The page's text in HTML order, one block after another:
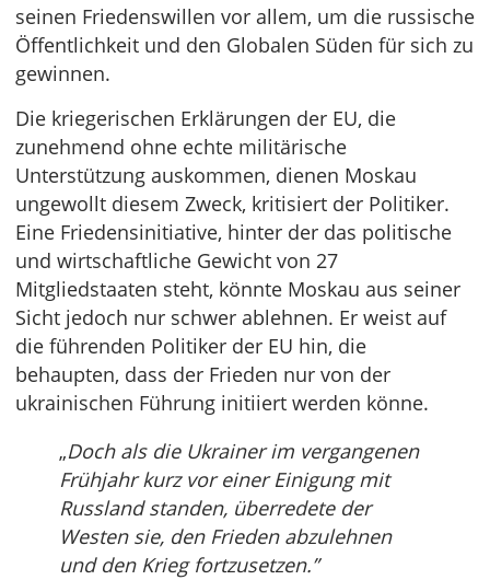
seinen Friedenswillen vor allem, um die russische
Öffentlichkeit und den Globalen Süden für sich zu
gewinnen.
Die kriegerischen Erklärungen der EU, die
zunehmend ohne echte militärische
Unterstützung auskommen, dienen Moskau
ungewollt diesem Zweck, kritisiert der Politiker.
Eine Friedensinitiative, hinter der das politische
und wirtschaftliche Gewicht von 27
Mitgliedstaaten steht, könnte Moskau aus seiner
Sicht jedoch nur schwer ablehnen. Er weist auf
die führenden Politiker der EU hin, die
behaupten, dass der Frieden nur von der
ukrainischen Führung initiiert werden könne.
„Doch als die Ukrainer im vergangenen
Frühjahr kurz vor einer Einigung mit
Russland standen, überredete der
Westen sie, den Frieden abzulehnen
und den Krieg fortzusetzen.”